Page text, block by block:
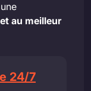
au meilleur
24/7